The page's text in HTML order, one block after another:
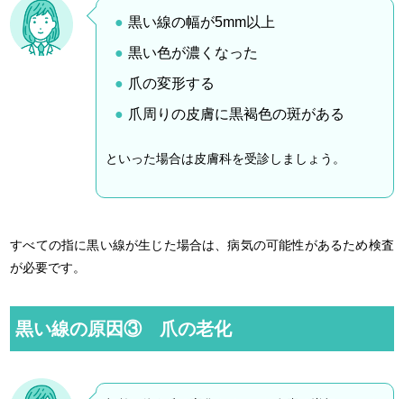
黒い線の幅が5mm以上
黒い色が濃くなった
爪の変形する
爪周りの皮膚に黒褐色の斑がある
といった場合は皮膚科を受診しましょう。
すべての指に黒い線が生じた場合は、病気の可能性があるため検査
が必要です。
黒い線の原因③ 爪の老化